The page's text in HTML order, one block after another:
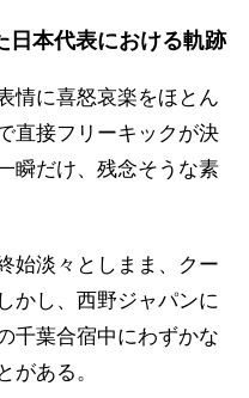
日本代表における軌跡
情に喜怒哀楽をほとん
直接フリーキックが決
瞬だけ、残念そうな素
始淡々としまま、クー
かし、西野ジャパンに
千葉合宿中にわずかな
がある。